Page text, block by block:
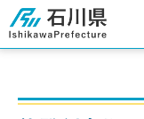
石川県